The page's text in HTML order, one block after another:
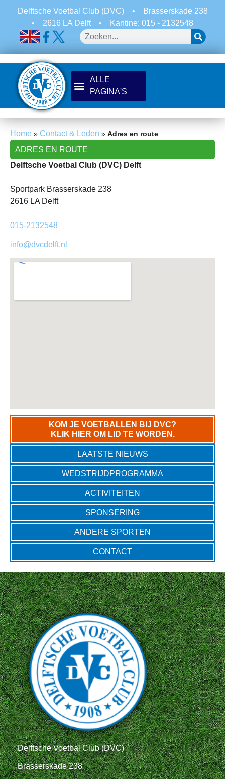
Delftsche Voetbal Club (DVC) •
Brasserskade 238
•
2616 LA Delft • Kantine: 015 - 2132548
Home » Contact & Leden » Adres en route
ADRES EN ROUTE
Delftsche Voetbal Club (DVC) Delft
Sportpark Brasserskade 238
2616 LA Delft
015-2132548
info@dvcdelft.nl
KOM JE VOETBALLEN BIJ DVC?
KLIK HIER OM LID TE WORDEN.
LAATSTE NIEUWS
WEDSTRIJDPROGRAMMA
ACTIVITEITEN
SPONSERING
ANDERE SPORTEN
CONTACT
Delftsche Voetbal Club (DVC)
Brasserskade 238